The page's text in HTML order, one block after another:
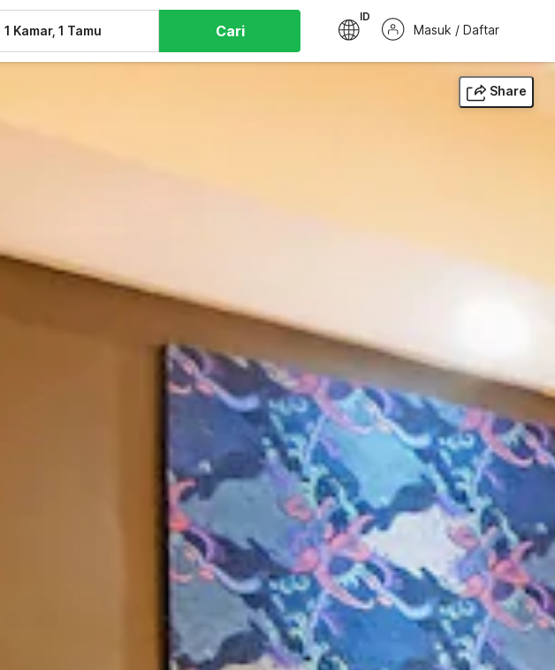
1 Kamar, 1 Tamu Cari
ID
Masuk / Daftar
Share